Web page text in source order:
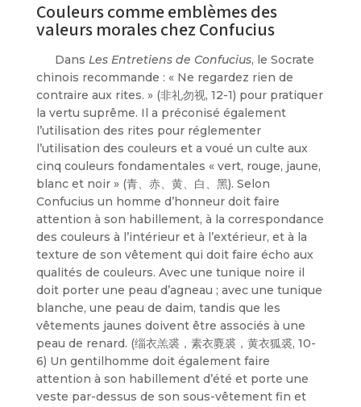
Couleurs comme emblèmes des
valeurs morales chez Confucius
DansLes Entretiens de Confucius, le Socrate
chinois recommande : « Ne regardez rien de
contraire aux rites. » (非礼勿视, 12-1) pour pratiquer
la vertu suprême. Il a préconisé également
l’utilisation des rites pour réglementer
l’utilisation des couleurs et a voué un culte aux
cinq couleurs fondamentales « vert, rouge, jaune,
blanc et noir » (青、赤、黄、白、黑). Selon
Confucius un homme d’honneur doit faire
attention à son habillement, à la correspondance
des couleurs à l’intérieur et à l’extérieur, et à la
texture de son vêtement qui doit faire écho aux
qualités de couleurs. Avec une tunique noire il
doit porter une peau d’agneau ; avec une tunique
blanche, une peau de daim, tandis que les
vêtements jaunes doivent être associés à une
peau de renard. (缁衣羔裘，素衣麑裘，黄衣狐裘, 10-
6) Un gentilhomme doit également faire
attention à son habillement d’été et porte une
veste par-dessus de son sous-vêtement fin et